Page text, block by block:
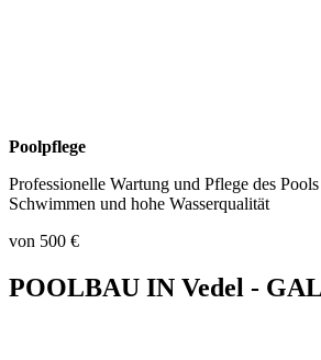
Poolpflege
Professionelle Wartung und Pflege des
Schwimmen und hohe Wasserqualität
von 500 €
POOLBAU IN Vedel -